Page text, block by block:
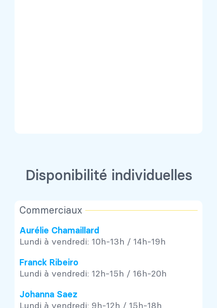
Disponibilité individuelles
Commerciaux
Aurélie Chamaillard
Lundi à vendredi: 10h-13h / 14h-19h
Franck Ribeiro
Lundi à vendredi: 12h-15h / 16h-20h
Johanna Saez
Lundi à vendredi: 9h-12h / 15h-18h